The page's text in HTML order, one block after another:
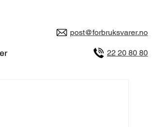
post@forbruksvarer.no
22 20 80 80